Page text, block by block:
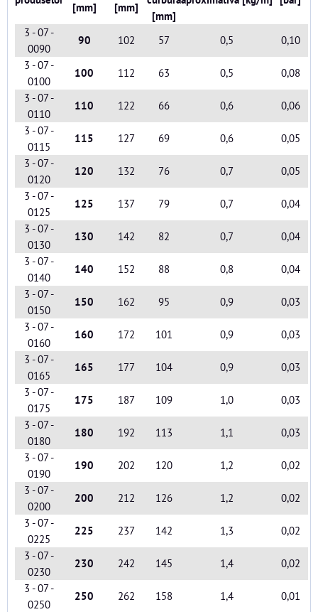
[mm] [mm]
[mm]
3 - 07 -
0090
90 102 57 0,5
0,10
3 - 07 -
0100
100 112 63 0,5
0,08
3 - 07 -
0110
110 122 66 0,6
0,06
3 - 07 -
0115
115 127 69 0,6
0,05
3 - 07 -
0120
120 132 76 0,7
0,05
3 - 07 -
0125
125 137 79 0,7
0,04
3 - 07 -
0130
130 142 82 0,7
0,04
3 - 07 -
0140
140 152 88 0,8
0,04
3 - 07 -
0150
150 162 95 0,9
0,03
3 - 07 -
0160
160 172 101 0,9
0,03
3 - 07 -
0165
165 177 104 0,9
0,03
3 - 07 -
0175
175 187 109 1,0
0,03
3 - 07 -
0180
180 192 113 1,1
0,03
3 - 07 -
0190
190 202 120 1,2
0,02
3 - 07 -
0200
200 212 126 1,2
0,02
3 - 07 -
0225
225 237 142 1,3
0,02
3 - 07 -
0230
230 242 145 1,4
0,02
3 - 07 -
0250
250 262 158 1,4
0,01